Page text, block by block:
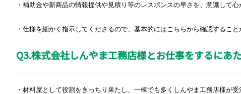
・補助金や新商品の情報提供や見積り等のレスポンスの早さを、意識して心
・仕様を細かく指示してくださるので、基本的にはこちらから確認するこ
Q3.株式会社しんやま工務店様とお仕事をするにあ
・材料屋として役割をきっちり果たし、一棟でも多くしんやま工務店様が